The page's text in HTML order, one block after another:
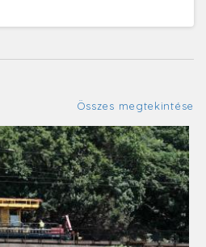
Összes megtekintése